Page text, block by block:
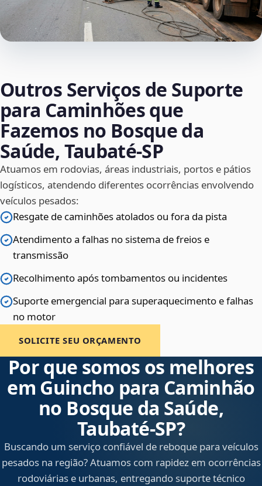
Outros Serviços de Suporte
para Caminhões que
Fazemos no Bosque da
Saúde, Taubaté‑SP
Atuamos em rodovias, áreas industriais, portos e pátios
logísticos, atendendo diferentes ocorrências envolvendo
veículos pesados:
Resgate de caminhões atolados ou fora da pista
Atendimento a falhas no sistema de freios e
transmissão
Recolhimento após tombamentos ou incidentes
Suporte emergencial para superaquecimento e falhas
no motor
SOLICITE SEU ORÇAMENTO
Por que somos os melhores
em Guincho para Caminhão
no Bosque da Saúde,
Taubaté‑SP?
Buscando um serviço confiável de reboque para veículos
pesados na região? Atuamos com rapidez em ocorrências
rodoviárias e urbanas, entregando suporte técnico